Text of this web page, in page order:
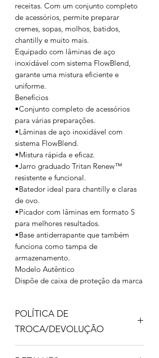
receitas. Com um conjunto completo
de acessórios, permite preparar
cremes, sopas, molhos, batidos,
chantilly e muito mais.
Equipado com lâminas de aço
inoxidável com sistema FlowBlend,
garante uma mistura eficiente e
uniforme.
Benefícios
•Conjunto completo de acessórios
para várias preparações.
•Lâminas de aço inoxidável com
sistema FlowBlend.
•Mistura rápida e eficaz.
•Jarro graduado Tritan Renew™
resistente e funcional.
•Batedor ideal para chantilly e claras
de ovo.
•Picador com lâminas em formato S
para melhores resultados.
•Base antiderrapante que também
funciona como tampa de
armazenamento.
Modelo Autêntico
Dispõe de caixa de proteção da marca
POLÍTICA DE
TROCA/DEVOLUÇÃO